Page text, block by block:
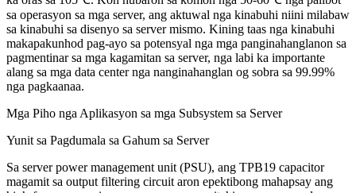
sa operasyon sa mga server, ang aktuwal nga kinabuhi niini milabaw
sa kinabuhi sa disenyo sa server mismo. Kining taas nga kinabuhi
makapakunhod pag-ayo sa potensyal nga mga panginahanglanon sa
pagmentinar sa mga kagamitan sa server, nga labi ka importante
alang sa mga data center nga nanginahanglan og sobra sa 99.99%
nga pagkaanaa.
Mga Piho nga Aplikasyon sa mga Subsystem sa Server
Yunit sa Pagdumala sa Gahum sa Server
Sa server power management unit (PSU), ang TPB19 capacitor
magamit sa output filtering circuit aron epektibong mahapsay ang